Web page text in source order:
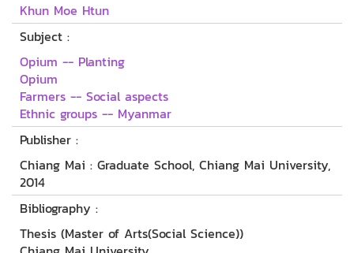
Khun Moe Htun
Subject :
Opium -- Planting
Opium
Farmers -- Social aspects
Ethnic groups -- Myanmar
Publisher :
Chiang Mai : Graduate School, Chiang Mai University,
2014
Bibliography :
Thesis (Master of Arts(Social Science))